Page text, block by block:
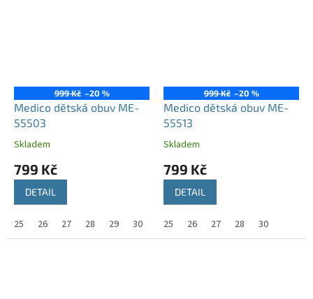
999 Kč –20 %
Medico dětská obuv ME-
55503
Skladem
799 Kč
DETAIL
25 26 27 28 29 30
999 Kč –20 %
Medico dětská obuv ME-
55513
Skladem
799 Kč
DETAIL
25 26 27 28 30